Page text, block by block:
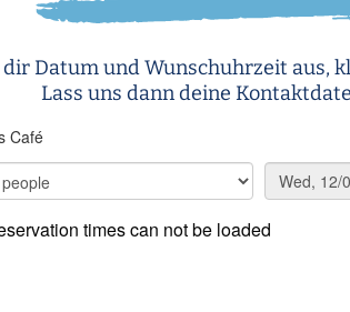
dir Datum und Wunschuhrzeit aus,
Lass uns dann deine